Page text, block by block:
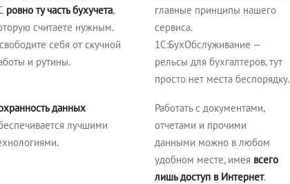
ровно ту часть бухучета,
считаете нужным.
себя от скучной
и рутины.
главные принципы нашего
сервиса.
1С:БухОбслуживание —
рельсы для бухгалтеров, тут
просто нет места беспорядку.
данных
лучшими
Работать с документами,
отчетами и прочими
данными можно в любом
удобном месте, имея всего
лишь доступ в Интернет.